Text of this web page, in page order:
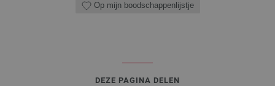
Op mijn boodschappenlijstje
DEZE PAGINA DELEN